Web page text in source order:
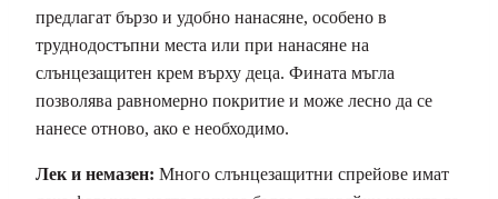
предлагат бързо и удобно нанасяне, особено в
труднодостъпни места или при нанасяне на
слънцезащитен крем върху деца. Фината мъгла
позволява равномерно покритие и може лесно да се
нанесе отново, ако е необходимо.
Лек и немазен: Много слънцезащитни спрейове имат